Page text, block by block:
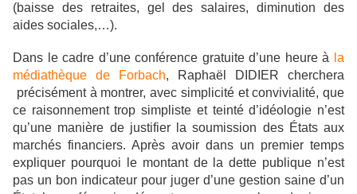
(baisse des retraites, gel des salaires, diminution des
aides sociales,…).
Dans le cadre d’une conférence gratuite d’une heure à
la
médiathèque de Forbach, Raphaël DIDIER cherchera
précisément à montrer, avec simplicité et convivialité, que
ce raisonnement trop simpliste et teinté d’idéologie n’est
qu’une manière de justifier la soumission des États aux
marchés financiers. Après avoir dans un premier temps
expliquer pourquoi le montant de la dette publique n’est
pas un bon indicateur pour juger d’une gestion saine d’un